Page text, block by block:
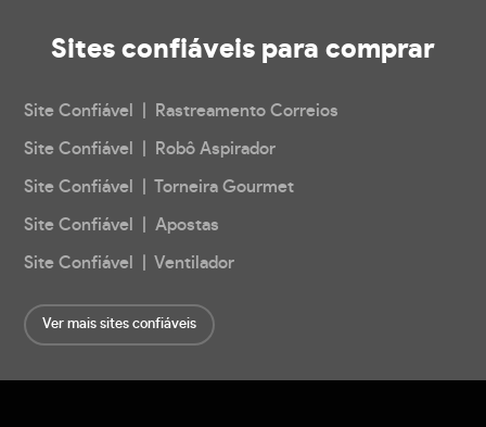
Sites confiáveis para comprar
Site Confiável | Rastreamento Correios
Site Confiável | Robô Aspirador
Site Confiável | Torneira Gourmet
Site Confiável | Apostas
Site Confiável | Ventilador
Ver mais sites confiáveis